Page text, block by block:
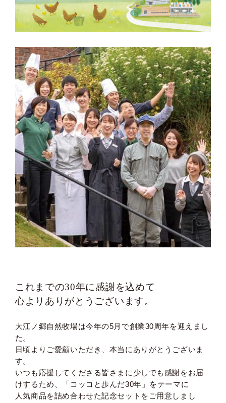
これまでの30年に感謝を込めて
心よりありがとうございます。
大江ノ郷自然牧場は今年の5月で創業30周年を迎えまし
た。
日頃よりご愛顧いただき、本当にありがとうございま
す。
いつも応援してくださる皆さまに少しでも感謝をお届
けするため、「コッコと歩んだ30年」をテーマに
人気商品を詰め合わせた記念セットをご用意しまし